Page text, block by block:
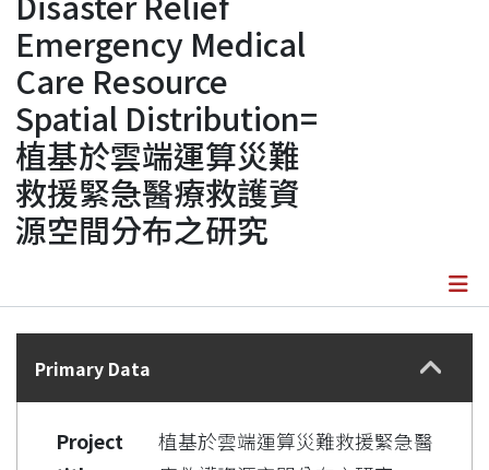
Organizations
Statistics
Emergency Medical
Care Resource
Spatial Distribution=
植基於雲端運算災難
救援緊急醫療救護資
源空間分布之研究
Details
Primary Data
Project
植基於雲端運算災難救援緊急醫